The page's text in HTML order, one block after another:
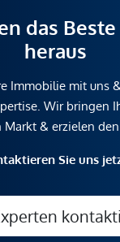
das Beste
heraus
Immobilie mit uns
Wir bringen
& erzielen
Sie uns